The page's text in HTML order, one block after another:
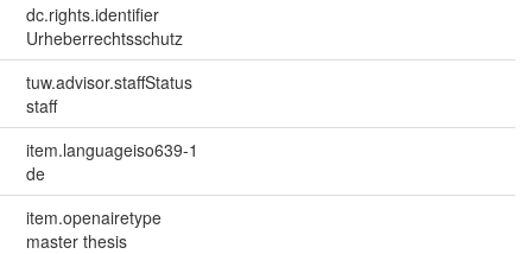
dc.rights.identifier
Urheberrechtsschutz
tuw.advisor.staffStatus
staff
item.languageiso639-1
de
item.openairetype
master thesis